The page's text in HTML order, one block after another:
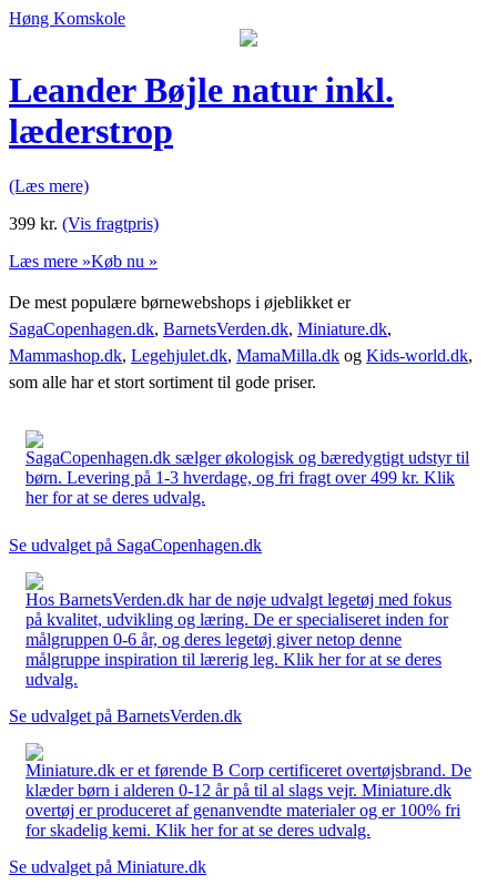
Høng Komskole
Leander Bøjle natur inkl.
læderstrop
(Læs mere)
399 kr. (Vis fragtpris)
Læs mere »Køb nu »
De mest populære børnewebshops i øjeblikket er
SagaCopenhagen.dk, BarnetsVerden.dk, Miniature.dk,
Mammashop.dk, Legehjulet.dk, MamaMilla.dk og Kids-world.dk,
som alle har et stort sortiment til gode priser.
SagaCopenhagen.dk sælger økologisk og bæredygtigt udstyr til
børn. Levering på 1-3 hverdage, og fri fragt over 499 kr. Klik
her for at se deres udvalg.
Se udvalget på SagaCopenhagen.dk
Hos BarnetsVerden.dk har de nøje udvalgt legetøj med fokus
på kvalitet, udvikling og læring. De er specialiseret inden for
målgruppen 0-6 år, og deres legetøj giver netop denne
målgruppe inspiration til lærerig leg. Klik her for at se deres
udvalg.
Se udvalget på BarnetsVerden.dk
Miniature.dk er et førende B Corp certificeret overtøjsbrand. De
klæder børn i alderen 0-12 år på til al slags vejr. Miniature.dk
overtøj er produceret af genanvendte materialer og er 100% fri
for skadelig kemi. Klik her for at se deres udvalg.
Se udvalget på Miniature.dk